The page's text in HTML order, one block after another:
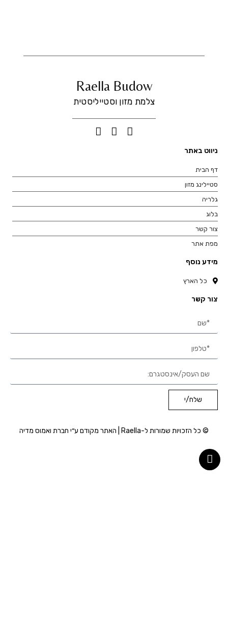
Raella Budow
צלמת מזון וסטייליסטית
ניווט באתר
דף הבית
סטיילינג מזון
גלריה
בלוג
צור קשר
מפת אתר
מידע נוסף
כל הארץ
צור קשר
שלח/י
© כל הזכויות שמורות ל-Raella | האתר מקודם ע״י חברת ואמוס מדיה